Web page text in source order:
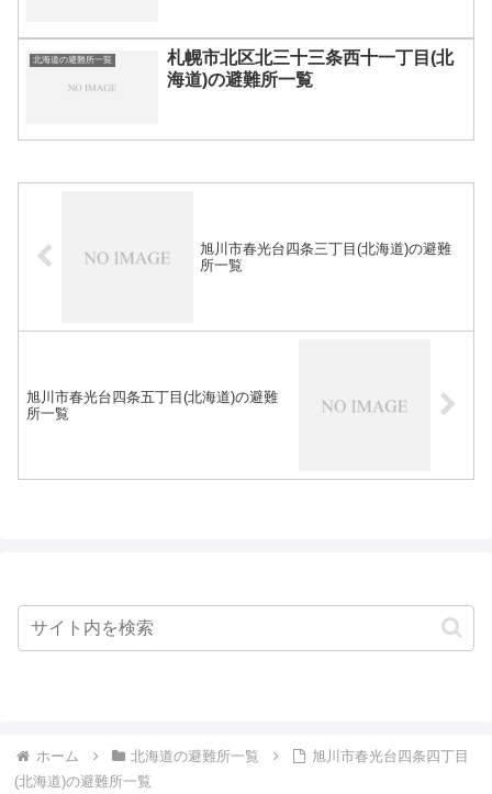
北海道の避難所一覧
札幌市北区北三十三条西十一丁目(北
海道)の避難所一覧
旭川市春光台四条三丁目(北海道)の避難
所一覧
旭川市春光台四条五丁目(北海道)の避難
所一覧
ホーム 北海道の避難所一覧
旭川市春光台四条四丁目
(北海道)の避難所一覧